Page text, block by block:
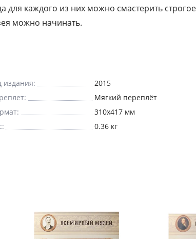
для каждого из них можно смастерить строгое
можно начинать.
издания:
2015
Мягкий переплёт
310x417 мм
0.36 кг